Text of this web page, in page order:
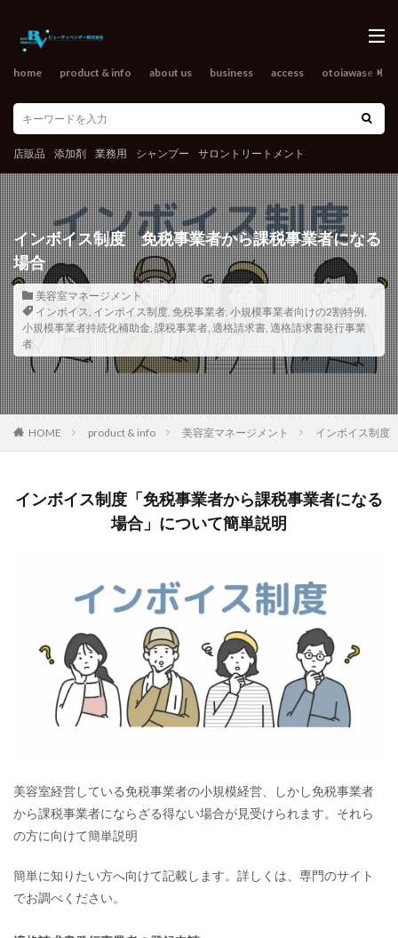
home product & info about us business access otoiawase
店販品 添加剤 業務用 シャンプー サロントリートメント
インボイス制度 免税事業者から課税事業者になる
場合
美容室マネージメント
インボイス, インボイス制度, 免税事業者, 小規模事業者向けの2割特例,
小規模事業者持続化補助金, 課税事業者, 適格請求書, 適格請求書発行事業
者
HOME product & info 美容室マネージメント インボイス制度
インボイス制度「免税事業者から課税事業者になる
場合」について簡単説明
美容室経営している免税事業者の小規模経営、しかし免税事業者
から課税事業者にならざる得ない場合が見受けられます。それら
の方に向けて簡単説明
簡単に知りたい方へ向けて記載します。詳しくは、専門のサイト
でお調べください。